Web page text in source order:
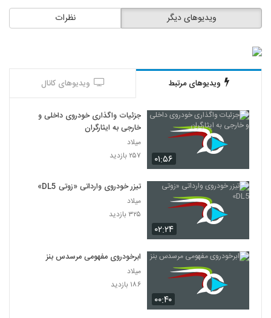
نظرات ویدیوهای دیگر
ویدیوهای مرتبط ویدیوهای کانال
۰۱:۵۶
جزئیات واگذاری خودروی داخلی و
خارجی به ایثارگران
میلاد
۲۵۷ بازدید
۰۲:۲۴
تیزر خودروی وارداتی «زوتی DL5»
میلاد
۳۲۵ بازدید
۰۰:۴۰
ابرخودروی مفهومی مرسدس بنز
میلاد
۱۸۶ بازدید